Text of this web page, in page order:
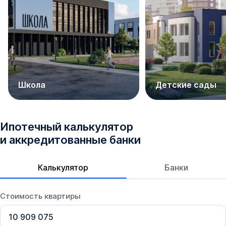
ЖК «Фонтаны» в Краснодаре на карте
ЖК «Фонтаны» расположен в микрорайоне Черемушки
Центрального округа Краснодара. Здесь отлично
развита вся инфраструктура - в пешей доступности 3
Школа Детские сады
Ипотечный калькулятор
и аккредитованные банки
Калькулятор Банки
Стоимость квартиры